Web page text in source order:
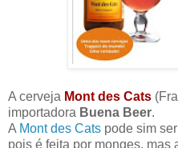
A cerveja Mont des Cats
importadora Buena Beer.
A Mont des Cats pode sim
pois é feita por monges, mas